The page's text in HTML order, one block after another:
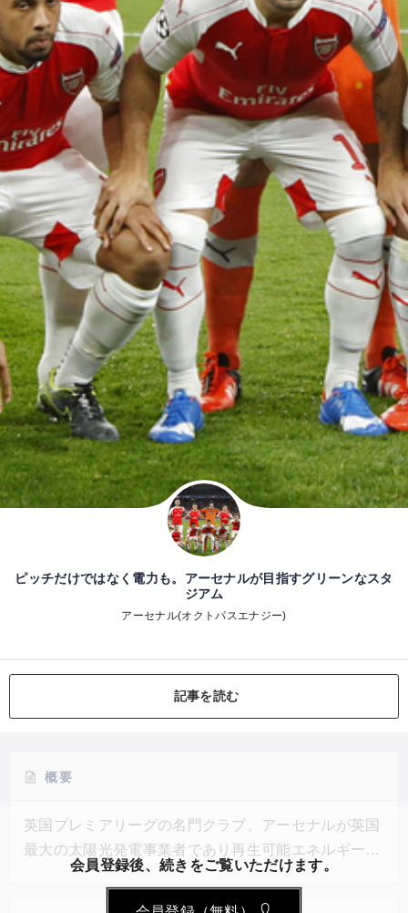
ピッチだけではなく電力も。アーセナルが目指すグリーンなスタ
ジアム
アーセナル(オクトパスエナジー)
記事を読む
概要
英国プレミアリーグの名門クラブ、アーセナルが英国
最大の太陽光発電事業者であり再生可能エネルギー事
業者のオクトパスエナジー社と長期にわたる公式パー
会員登録後、続きをご覧いただけます。